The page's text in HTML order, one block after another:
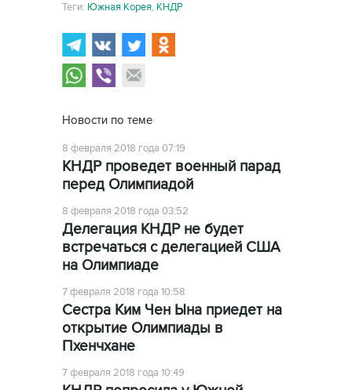
Теги: Южная Корея, КНДР
Новости по теме
8 февраля 2018 года 07:19
КНДР проведет военный парад
перед Олимпиадой
8 февраля 2018 года 03:52
Делегация КНДР не будет
встречаться с делегацией США
на Олимпиаде
7 февраля 2018 года 10:58
Сестра Ким Чен Ына приедет на
открытие Олимпиады в
Пхенчхане
7 февраля 2018 года 10:49